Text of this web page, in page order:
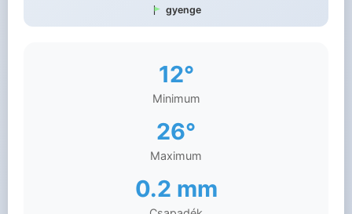
gyenge
12°
Minimum
26°
Maximum
0.2 mm